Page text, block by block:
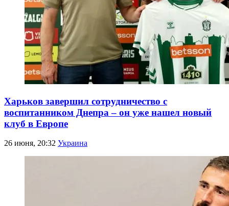
Харьков завершил сотрудничество с
воспитанником Днепра – он уже нашел новый
клуб в Европе
26 июня, 20:32 Украина